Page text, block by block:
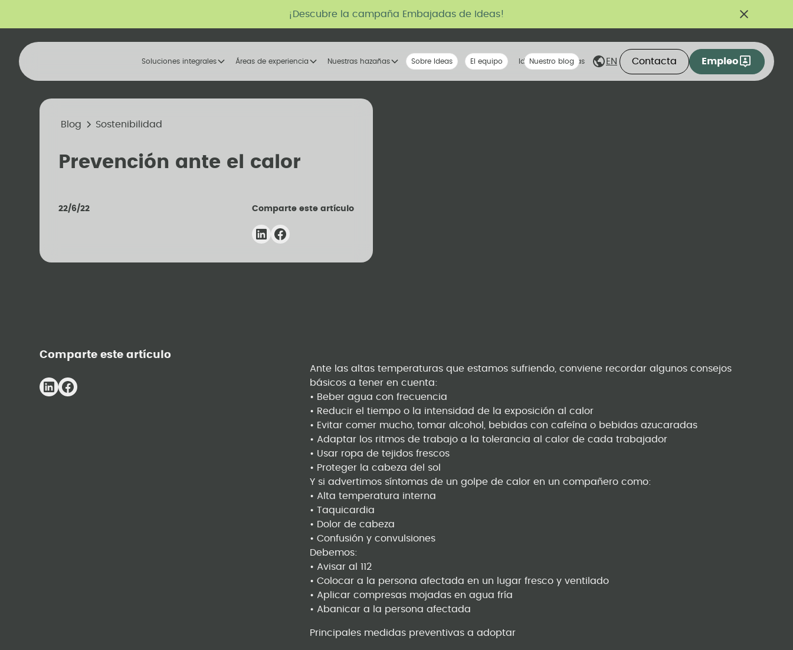
¡Descubre la campaña Embajadas de Ideas!
Soluciones integrales Áreas de experiencia Nuestras hazañas Nuestra voz
Sobre Ideas La tribu
El equipo Ideas compartidas
Nuestro blog EN Contacta Empleo
Blog Sostenibilidad
Prevención ante el calor
22/6/22 Comparte este artículo
Comparte este artículo
Ante las altas temperaturas que estamos sufriendo, conviene recordar algunos consejos
básicos a tener en cuenta:
• Beber agua con frecuencia
• Reducir el tiempo o la intensidad de la exposición al calor
• Evitar comer mucho, tomar alcohol, bebidas con cafeína o bebidas azucaradas
• Adaptar los ritmos de trabajo a la tolerancia al calor de cada trabajador
• Usar ropa de tejidos frescos
• Proteger la cabeza del sol
Y si advertimos síntomas de un golpe de calor en un compañero como:
• Alta temperatura interna
• Taquicardia
• Dolor de cabeza
• Confusión y convulsiones
Debemos:
• Avisar al 112
• Colocar a la persona afectada en un lugar fresco y ventilado
• Aplicar compresas mojadas en agua fría
• Abanicar a la persona afectada
Principales medidas preventivas a adoptar